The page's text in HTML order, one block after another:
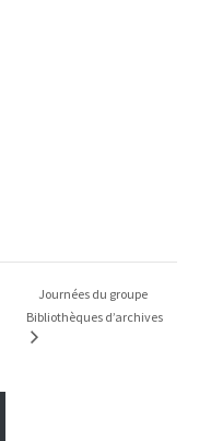
Journées du groupe
Bibliothèques d’archives